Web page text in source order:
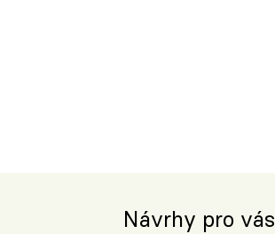
Návrhy pro vás